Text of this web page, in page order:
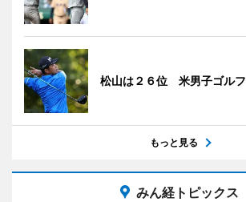
松山は２６位 米男子ゴルフ
もっと見る
みん経トピックス